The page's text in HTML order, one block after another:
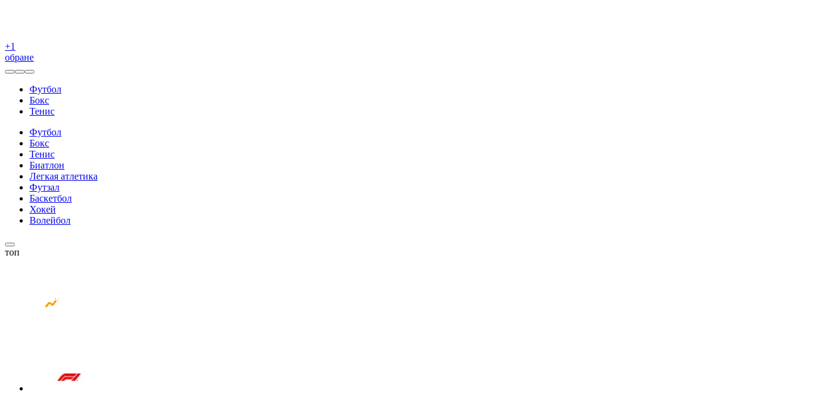
+1
обране
Футбол
Бокс
Тенис
Футбол
Бокс
Тенис
Биатлон
Легкая атлетика
Футзал
Баскетбол
Хокей
Волейбол
топ